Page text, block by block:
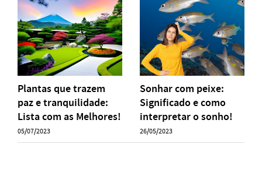
Plantas que trazem
paz e tranquilidade:
Lista com as Melhores!
05/07/2023
Sonhar com peixe:
Significado e como
interpretar o sonho!
26/05/2023